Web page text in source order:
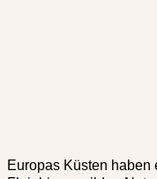
Europas Küsten